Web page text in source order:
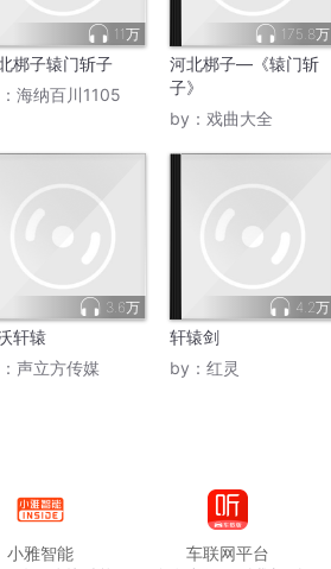
11万
梆子辕门斩子
海纳百川1105
175.8万
河北梆子—《辕门斩
子》
by： 戏曲大全
3.6万
轩辕
声立方传媒
4.2万
轩辕剑
by： 红灵
小雅智能
车联网平台